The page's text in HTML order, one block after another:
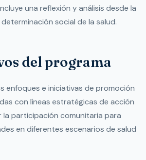
una reflexión y análisis desde la
social de la salud.
del programa
enfoques e iniciativas de promoción
con líneas estratégicas de acción
participación comunitaria para
en diferentes escenarios de salud